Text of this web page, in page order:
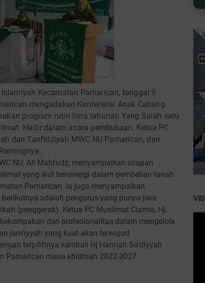
Kecamatan Pamarican, tanggal 9
mengadakan Konferensi Anak Cabang
program rutin lima tahunan Yang Salah satu
Hadir dalam acara pembukaan, Ketua PC
dan Tanfidziyah MWC NU Pamarican, dan
NU, Ali Mahfudz, menyampaikan ucapan
yang ikut bersinergi dalam pembelian tanah
Pamarican. Ia juga menyampaikan
adalah pengurus yang punya jiwa
(penggerak). Ketua PC Muslimat Ciamis, Hj.
dan profesionalitas dalam mengelola
jam'iyyah yang kuat akan terwujud.
terpilihnya kembali Hj Hannah Sa'diyyah
Pamarican masa khidmah 2022-2027.